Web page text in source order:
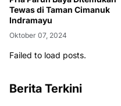
Tewas di Taman Cimanuk
Indramayu
Oktober 07, 2024
Failed to load posts.
Berita Terkini